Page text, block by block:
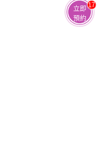
立即
預約
17